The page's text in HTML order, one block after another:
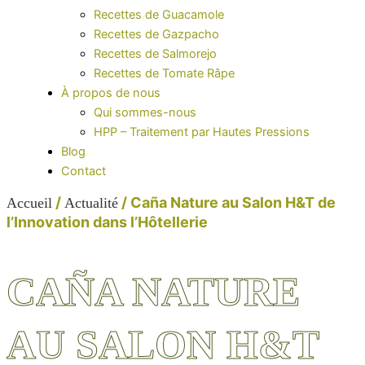
Recettes de Guacamole
Recettes de Gazpacho
Recettes de Salmorejo
Recettes de Tomate Râpe
À propos de nous
Qui sommes-nous
HPP – Traitement par Hautes Pressions
Blog
Contact
Accueil / Actualité / Caña Nature au Salon H&T de
l’Innovation dans l’Hôtellerie
CAÑA NATURE
AU SALON H&T